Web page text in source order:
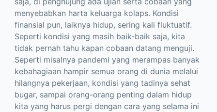
menyebabkan harta keluarga kolaps. Kondisi
finansial pun, laiknya hidup, sering kali fluktuatif.
Seperti kondisi yang masih baik-baik saja, kita
tidak pernah tahu kapan cobaan datang menguji.
Seperti misalnya pandemi yang merampas banyak
kebahagiaan hampir semua orang di dunia melalui
hilangnya pekerjaan, kondisi yang tadinya sehat
bugar, sampai orang-orang penting dalam hidup
kita yang harus pergi dengan cara yang selama ini